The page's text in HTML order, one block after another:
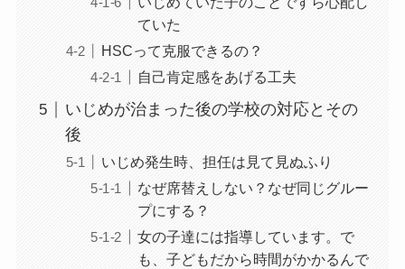
ていた
HSCって克服できるの？
自己肯定感をあげる工夫
いじめが治まった後の学校の対応とその
後
いじめ発生時、担任は見て見ぬふり
なぜ席替えしない？なぜ同じグルー
プにする？
女の子達には指導しています。で
も、子どもだから時間がかかるんで